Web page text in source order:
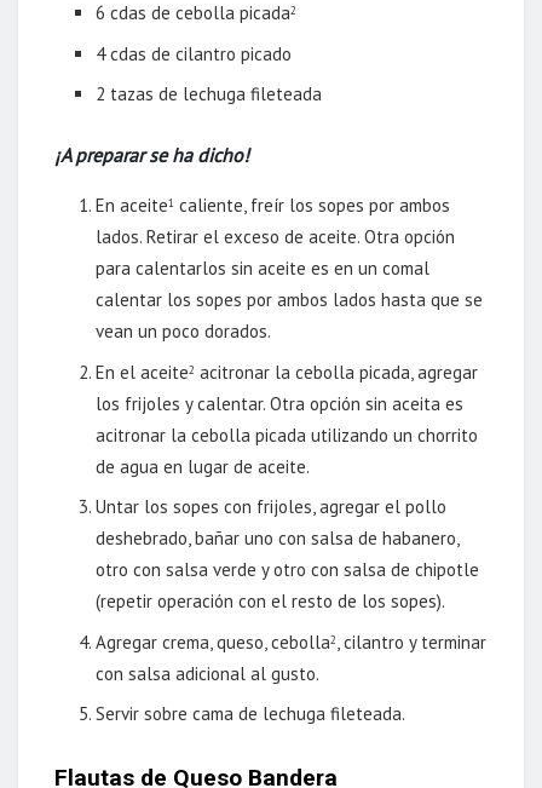
6 cdas de cebolla picada2
4 cdas de cilantro picado
2 tazas de lechuga fileteada
¡A preparar se ha dicho!
En aceite1 caliente, freír los sopes por ambos
lados. Retirar el exceso de aceite. Otra opción
para calentarlos sin aceite es en un comal
calentar los sopes por ambos lados hasta que se
vean un poco dorados.
En el aceite2 acitronar la cebolla picada, agregar
los frijoles y calentar. Otra opción sin aceita es
acitronar la cebolla picada utilizando un chorrito
de agua en lugar de aceite.
Untar los sopes con frijoles, agregar el pollo
deshebrado, bañar uno con salsa de habanero,
otro con salsa verde y otro con salsa de chipotle
(repetir operación con el resto de los sopes).
Agregar crema, queso, cebolla2 , cilantro y terminar
con salsa adicional al gusto.
Servir sobre cama de lechuga fileteada.
Flautas de Queso Bandera